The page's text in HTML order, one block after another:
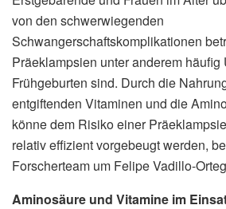
von den schwerwiegenden
Schwangerschaftskomplikationen
Präeklampsien unter anderem häufig
Frühgeburten sind. Durch die
entgiftenden Vitaminen und die
könne dem Risiko einer
relativ effizient vorgebeugt werden,
Forscherteam um Felipe Vadillo-
Aminosäure und Vitamine im